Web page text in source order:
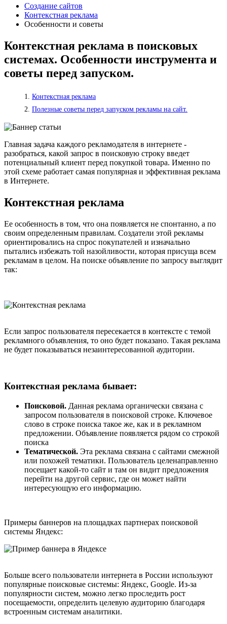
Создание сайтов
Контекстная реклама
Особенности и советы
Контекстная реклама в поисковых
системах. Особенности инструмента и
советы перед запуском.
Контекстная реклама
Полезные советы перед запуском рекламы на сайт.
Главная задача каждого рекламодателя в интернете -
разобраться, какой запрос в поисковую строку введет
потенциальный клиент перед покупкой товара. Именно по
этой схеме работает самая популярная и эффективная реклама
в Интернете.
Контекстная реклама
Ее особенность в том, что она появляется не спонтанно, а по
своим определенным правилам. Создатели этой рекламы
ориентировались на спрос покупателей и изначально
пытались избежать той назойливости, которая присуща всем
рекламам в целом. На поиске объявление по запросу выглядит
так:
Если запрос пользователя пересекается в контексте с темой
рекламного объявления, то оно будет показано. Такая реклама
не будет показываться незаинтересованной аудитории.
Контекстная реклама бывает:
Поисковой. Данная реклама органически связана с
запросом пользователя в поисковой строке. Ключевое
слово в строке поиска такое же, как и в рекламном
предложении. Объявление появляется рядом со строкой
поиска
Тематической. Эта реклама связана с сайтами смежной
или похожей тематики. Пользователь целенаправленно
посещает какой-то сайт и там он видит предложения
перейти на другой сервис, где он может найти
интересующую его информацию.
Примеры баннеров на площадках партнерах поисковой
системы Яндекс:
Больше всего пользователи интернета в России используют
популярные поисковые системы: Яндекс, Google. Из-за
популярности систем, можно легко проследить рост
посещаемости, определить целевую аудиторию благодаря
встроенным системам аналитики.